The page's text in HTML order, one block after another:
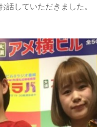
していただきました。